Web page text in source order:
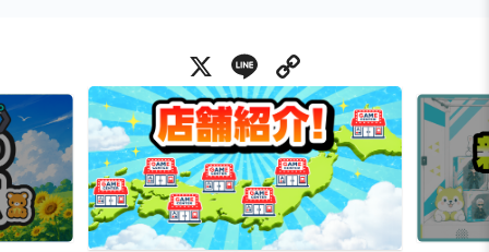
X Line